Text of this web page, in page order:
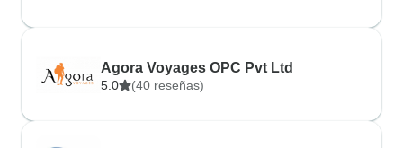
Agora Voyages OPC Pvt Ltd
5.0 (40 reseñas)